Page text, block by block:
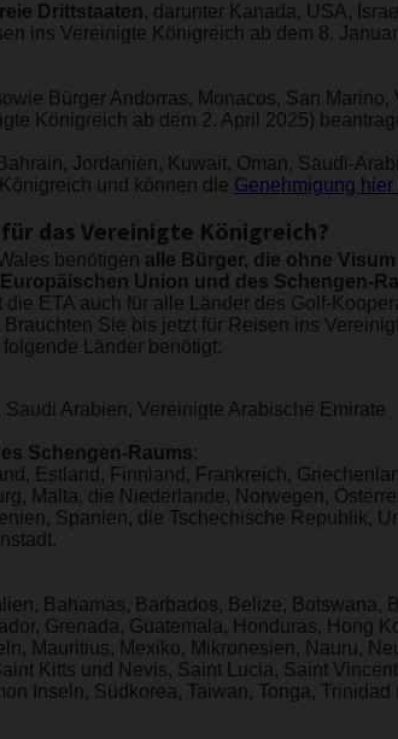
Drittstaaten, darunter Kanada, USA,
ins Vereinigte Königreich ab dem 8.
Bürger Andorras, Monacos, San
Königreich ab dem 2. April 2025)
Jordanien, Kuwait, Oman, Saudi-
und können die Genehmigung hier
das Vereinigte Königreich?
benötigen alle Bürger, die ohne
Union und des Schengen-
ETA auch für alle Länder des Golf-
Sie bis jetzt für Reisen ins
Länder benötigt:
Arabien, Vereinigte Arabische Emirate
Schengen-Raums:
Estland, Finnland, Frankreich,
Malta, die Niederlande, Norwegen,
Spanien, die Tschechische Republik,
Bahamas, Barbados, Belize, Botswana,
Grenada, Guatemala, Honduras, Hong
Mauritius, Mexiko, Mikronesien, Nauru,
Kitts und Nevis, Saint Lucia, Saint
Inseln, Südkorea, Taiwan, Tonga,